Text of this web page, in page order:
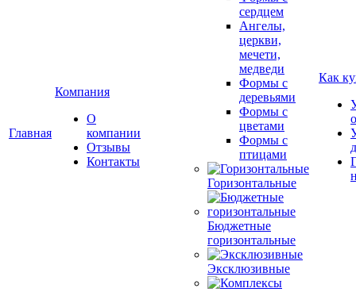
Главная
Компания
О
компании
Отзывы
Контакты
сердцем
Ангелы,
церкви,
мечети,
медведи
Формы с
деревьями
Формы с
цветами
Формы с
птицами
Горизонтальные
Бюджетные
горизонтальные
Эксклюзивные
Как